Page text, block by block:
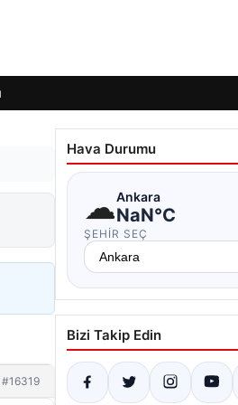
#16319
Hava Durumu
☁Ankara
NaN°C
ŞEHIR SEÇ
Bizi Takip Edin